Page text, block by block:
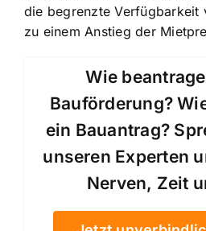
die begrenzte Verfügbarkeit
zu einem Anstieg der
Wie
Bauförderung?
ein Bauantrag?
unseren Experten
Nerven, Zeit